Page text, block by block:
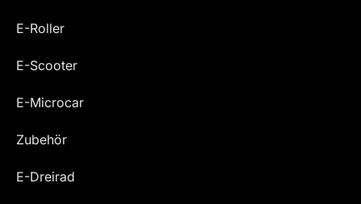
E-Roller
E-Scooter
E-Microcar
Zubehör
E-Dreirad